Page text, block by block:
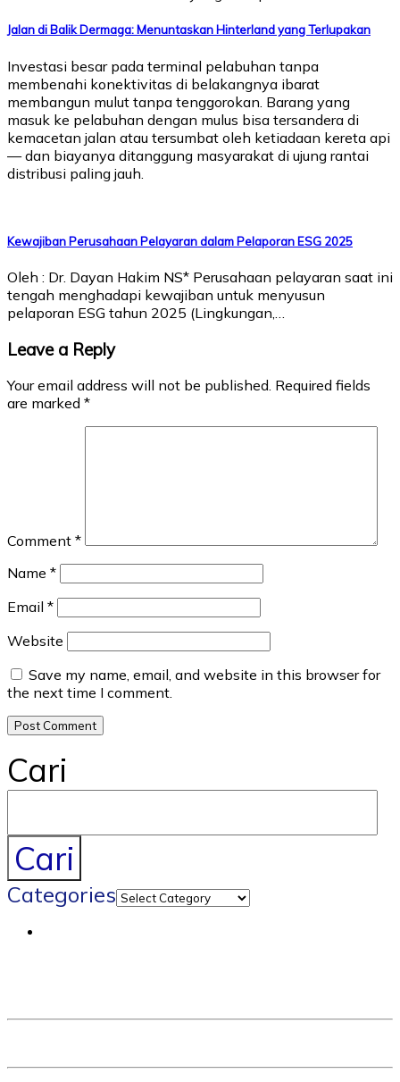
Jalan di Balik Dermaga: Menuntaskan Hinterland yang Terlupakan
Investasi besar pada terminal pelabuhan tanpa
membenahi konektivitas di belakangnya ibarat
membangun mulut tanpa tenggorokan. Barang yang
masuk ke pelabuhan dengan mulus bisa tersandera di
kemacetan jalan atau tersumbat oleh ketiadaan kereta api
— dan biayanya ditanggung masyarakat di ujung rantai
distribusi paling jauh.
Kewajiban Perusahaan Pelayaran dalam Pelaporan ESG 2025
Oleh : Dr. Dayan Hakim NS* Perusahaan pelayaran saat ini
tengah menghadapi kewajiban untuk menyusun
pelaporan ESG tahun 2025 (Lingkungan,…
Leave a Reply
Your email address will not be published. Required fields
are marked *
Comment *
Name *
Email *
Website
Save my name, email, and website in this browser for
the next time I comment.
Cari
Cari
Categories